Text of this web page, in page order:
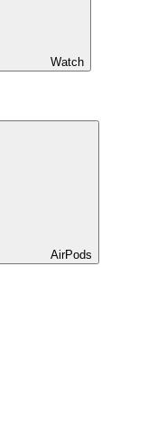
Watch
AirPods